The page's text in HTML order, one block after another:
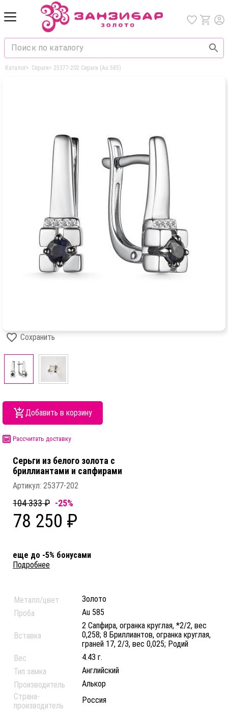
Каталог> Серьги> 25377-202 Серьги (Au 585)
Сохранить
Добавить в корзину
Рассчитать доставку
Серьги из белого золота c
бриллиантами и сапфирами
Артикул: 25377-202
104 333 ₽ -25%
78 250 ₽
еще до -5% бонусами
Подробнее
Металл/цвет
Золото
Проба
Au 585
Вставка
2 Сапфира, огранка круглая, *2/2, вес
0,258; 8 Бриллиантов, огранка круглая,
граней 17, 2/3, вес 0,025; Родий
Вес
4.43 г.
Тип замка
Английский
Производитель
Алькор
Страна-
производитель
Россия